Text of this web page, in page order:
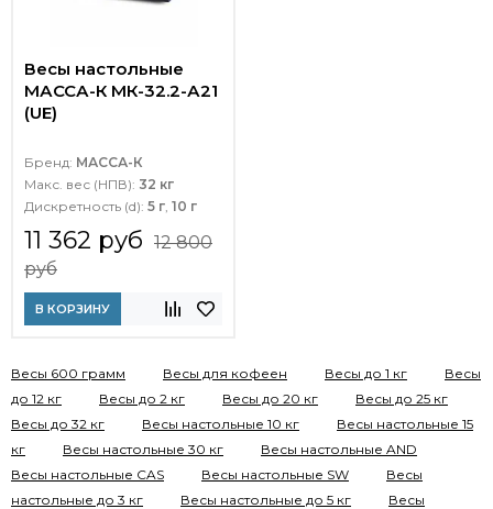
Весы настольные
МАССА-К МК-32.2-А21
(UE)
Бренд: МАССА-К
Макс. вес (НПВ): 32 кг
Дискретность (d): 5 г, 10 г
11 362 руб 12 800
руб
В КОРЗИНУ
Весы 600 грамм Весы для кофеен Весы до 1 кг
Весы
до 12 кг
Весы до 2 кг Весы до 20 кг
Весы до 25 кг
Весы до 32 кг
Весы настольные 10 кг
Весы настольные 15
кг
Весы настольные 30 кг
Весы настольные AND
Весы настольные CAS
Весы настольные SW
Весы
настольные до 3 кг
Весы настольные до 5 кг
Весы